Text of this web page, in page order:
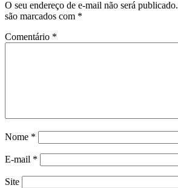
O seu endereço de e-mail não será publicado.
são marcados com *
Comentário *
Nome *
E-mail *
Site